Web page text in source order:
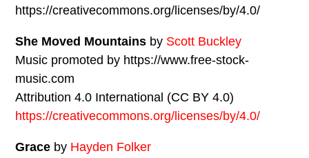
https://creativecommons.org/licenses/by/4.0/
She Moved Mountains by Scott Buckley
Music promoted by https://www.free-stock-
music.com
Attribution 4.0 International (CC BY 4.0)
https://creativecommons.org/licenses/by/4.0/
Grace by Hayden Folker